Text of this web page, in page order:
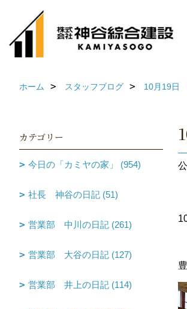
ホーム スタッフブログ 10月19
カテゴリー
今日の「カミヤの家」 (954)
社長 神谷の日記 (51)
営業部 中川の日記 (261)
営業部 大谷の日記 (127)
営業部 井上の日記 (114)